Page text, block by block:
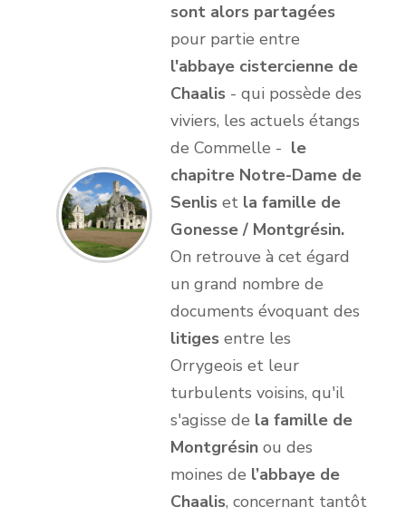
sont alors partagées
pour partie entre
l'abbaye cistercienne de
Chaalis - qui possède des
viviers, les actuels étangs
de Commelle - le
chapitre Notre-Dame de
Senlis et la famille de
Gonesse / Montgrésin.
On retrouve à cet égard
un grand nombre de
documents évoquant des
litiges entre les
Orrygeois et leur
turbulents voisins, qu'il
s'agisse de la famille de
Montgrésin ou des
moines de l’abbaye de
Chaalis, concernant tantôt